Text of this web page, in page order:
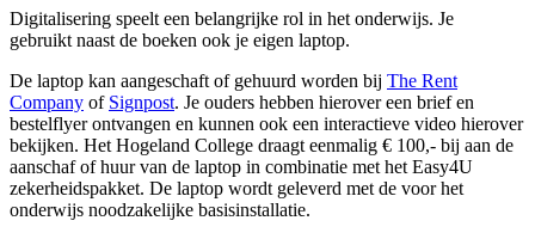
Digitalisering speelt een belangrijke rol in het onderwijs. Je
gebruikt naast de boeken ook je eigen laptop.
De laptop kan aangeschaft of gehuurd worden bij The Rent
Company of Signpost. Je ouders hebben hierover een brief en
bestelflyer ontvangen en kunnen ook een interactieve video hierover
bekijken. Het Hogeland College draagt eenmalig € 100,- bij aan de
aanschaf of huur van de laptop in combinatie met het Easy4U
zekerheidspakket. De laptop wordt geleverd met de voor het
onderwijs noodzakelijke basisinstallatie.